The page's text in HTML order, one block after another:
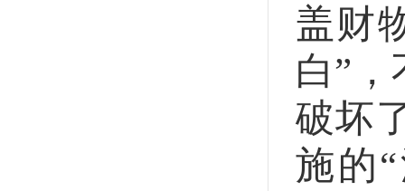
盖财
白”
破坏
施的